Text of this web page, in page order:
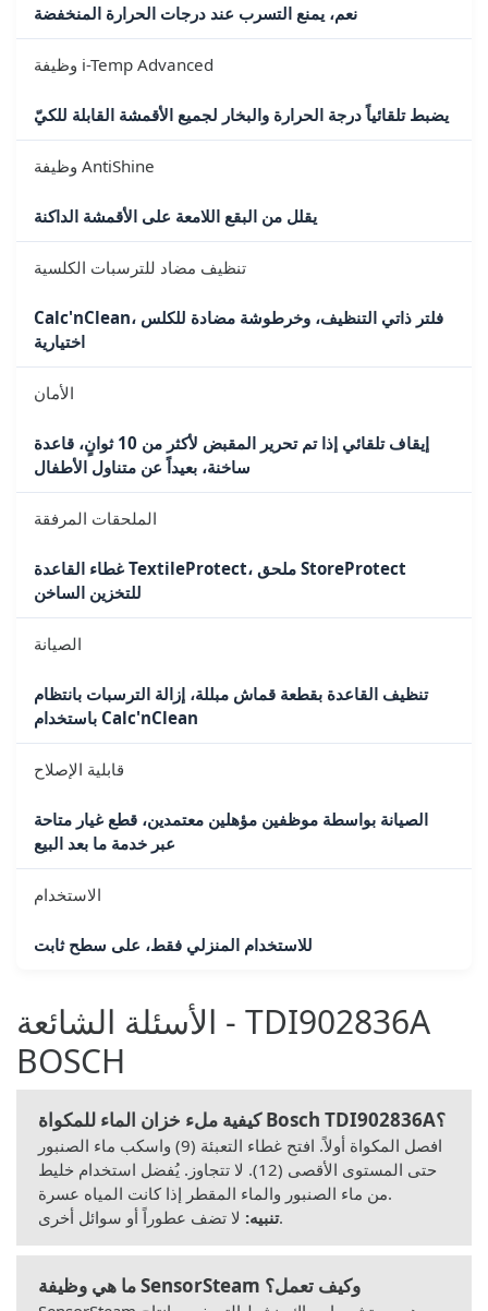
نعم، يمنع التسرب عند درجات الحرارة المنخفضة
وظيفة i-Temp Advanced
يضبط تلقائياً درجة الحرارة والبخار لجميع الأقمشة القابلة للكيّ
وظيفة AntiShine
يقلل من البقع اللامعة على الأقمشة الداكنة
تنظيف مضاد للترسبات الكلسية
Calc'nClean، فلتر ذاتي التنظيف، وخرطوشة مضادة للكلس
اختيارية
الأمان
إيقاف تلقائي إذا تم تحرير المقبض لأكثر من 10 ثوانٍ، قاعدة
ساخنة، بعيداً عن متناول الأطفال
الملحقات المرفقة
غطاء القاعدة TextileProtect، ملحق StoreProtect
للتخزين الساخن
الصيانة
تنظيف القاعدة بقطعة قماش مبللة، إزالة الترسبات بانتظام
باستخدام Calc'nClean
قابلية الإصلاح
الصيانة بواسطة موظفين مؤهلين معتمدين، قطع غيار متاحة
عبر خدمة ما بعد البيع
الاستخدام
للاستخدام المنزلي فقط، على سطح ثابت
الأسئلة الشائعة - TDI902836A
BOSCH
كيفية ملء خزان الماء للمكواة Bosch TDI902836A؟
افصل المكواة أولاً. افتح غطاء التعبئة (9) واسكب ماء الصنبور
حتى المستوى الأقصى (12). لا تتجاوز. يُفضل استخدام خليط
من ماء الصنبور والماء المقطر إذا كانت المياه عسرة.
تنبيه:لا تضف عطوراً أو سوائل أخرى.
ما هي وظيفة SensorSteam وكيف تعمل؟